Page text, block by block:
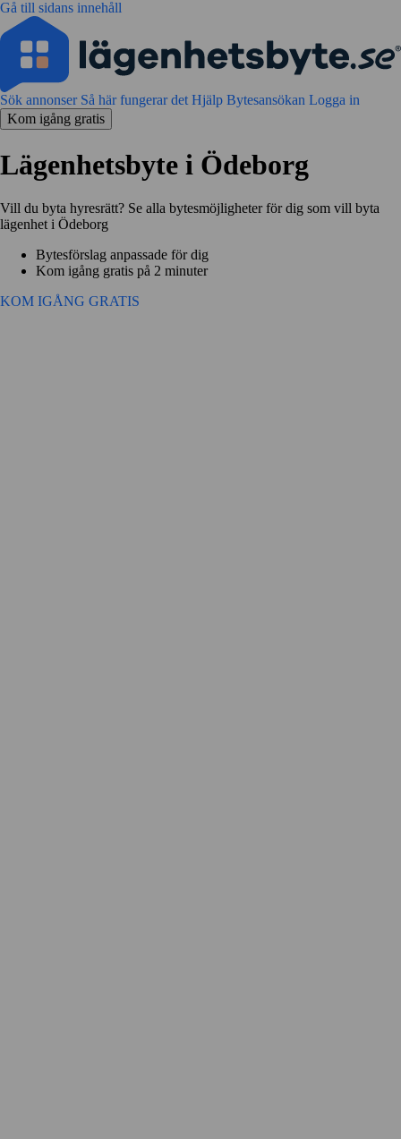
Gå till sidans innehåll
Sök annonser Så här fungerar det Hjälp Bytesansökan Logga in
Kom igång gratis
Lägenhetsbyte i Ödeborg
Vill du byta hyresrätt? Se alla bytesmöjligheter för dig som vill byta
lägenhet i Ödeborg
Bytesförslag anpassade för dig
Kom igång gratis på 2 minuter
KOM IGÅNG GRATIS